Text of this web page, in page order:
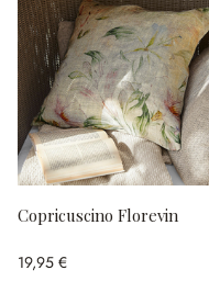
Copricuscino Florevin
19,95 €